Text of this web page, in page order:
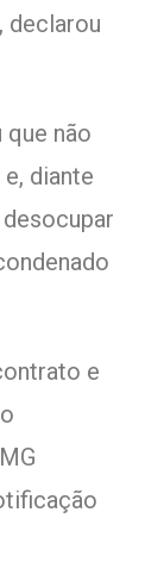
declarou
que não
diante
e